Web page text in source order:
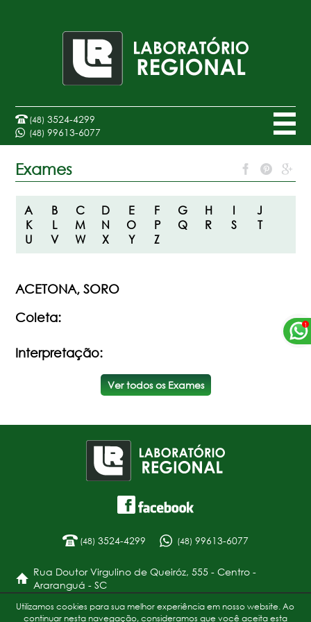
(48) 3524-4299
(48) 99613-6077
Exames
A B C D E F G H I
J
K
L M N O P Q R S
T
U
V W X Y Z
ACETONA, SORO
Coleta:
Interpretação:
Ver todos os Exames
Utilizamos cookies para sua melhor experiência em nosso website. Ao
continuar nesta navegação, consideramos que você aceita esta
(48) 3524-4299 (48) 99613-6077
Rua Doutor Virgulino de Queiróz, 555 - Centro -
Araranguá - SC
Política de Privacidade